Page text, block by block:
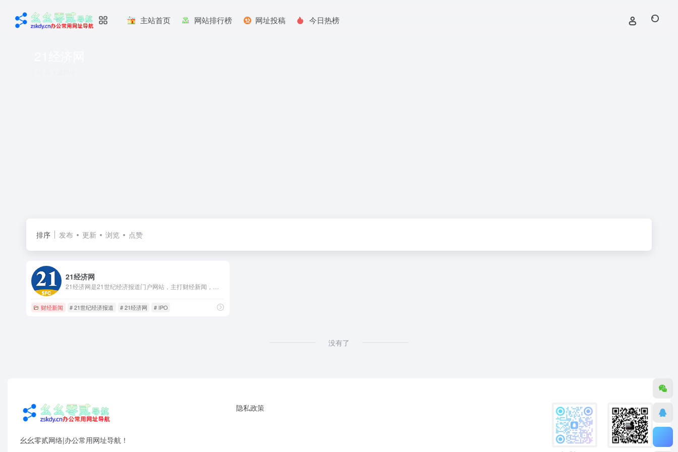
主站首页 网站排行榜 网址投稿 今日热榜
排序 发布 更新 浏览 点赞
21经济网
财经新闻 # 21世纪经济报道 # 21经济网 # IPO
没有了
幺幺零贰网络|办公常用网址导航！
隐私政策